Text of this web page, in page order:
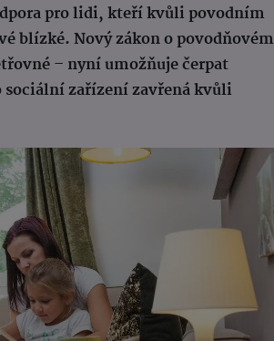
pro lidi, kteří kvůli povodním
blízké. Nový zákon o povodňovém
– nyní umožňuje čerpat
sociální zařízení zavřená kvůli